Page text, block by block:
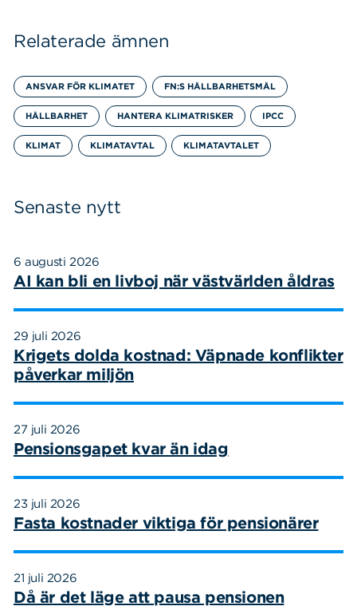
Relaterade ämnen
ANSVAR FÖR KLIMATET FN:S HÅLLBARHETSMÅL
HÅLLBARHET HANTERA KLIMATRISKER IPCC
KLIMAT KLIMATAVTAL KLIMATAVTALET
Senaste nytt
6 augusti 2026
AI kan bli en livboj när västvärlden åldras
29 juli 2026
Krigets dolda kostnad: Väpnade konflikter
påverkar miljön
27 juli 2026
Pensionsgapet kvar än idag
23 juli 2026
Fasta kostnader viktiga för pensionärer
21 juli 2026
Då är det läge att pausa pensionen
Sök på sidan:Sök
efter: